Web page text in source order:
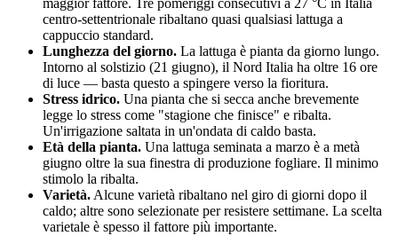
maggior fattore. Tre pomeriggi consecutivi a 27 °C in Italia
centro-settentrionale ribaltano quasi qualsiasi lattuga a
cappuccio standard.
Lunghezza del giorno. La lattuga è pianta da giorno lungo.
Intorno al solstizio (21 giugno), il Nord Italia ha oltre 16 ore
di luce — basta questo a spingere verso la fioritura.
Stress idrico. Una pianta che si secca anche brevemente
legge lo stress come "stagione che finisce" e ribalta.
Un'irrigazione saltata in un'ondata di caldo basta.
Età della pianta. Una lattuga seminata a marzo è a metà
giugno oltre la sua finestra di produzione fogliare. Il minimo
stimolo la ribalta.
Varietà.Alcune varietà ribaltano nel giro di giorni dopo il
caldo; altre sono selezionate per resistere settimane. La scelta
varietale è spesso il fattore più importante.